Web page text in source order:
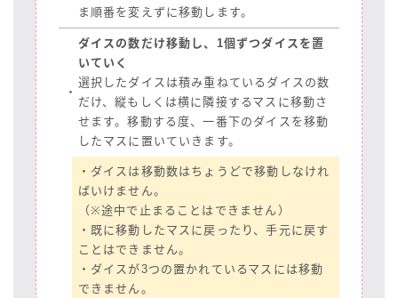
ま順番を変えずに移動します。
・
ダイスの数だけ移動し、1個ずつダイスを置
いていく
選択したダイスは積み重ねているダイスの数
だけ、縦もしくは横に隣接するマスに移動さ
せます。移動する度、一番下のダイスを移動
したマスに置いていきます。
・ダイスは移動数はちょうどで移動しなけれ
ばいけません。
（※途中で止まることはできません）
・既に移動したマスに戻ったり、手元に戻す
ことはできません。
・ダイスが3つの置かれているマスには移動
できません。